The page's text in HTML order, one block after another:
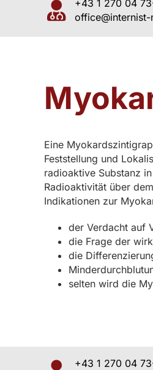
+43 1 270 04
Eine
Feststellung und
radioaktive Substanz
Radioaktivität über
Indikationen zur
der Verdacht auf
die Frage der
die
selten wird die
+43 1 270 04